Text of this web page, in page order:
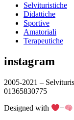
Selvituristiche
Didattiche
Sportive
Amatoriali
Terapeutiche
instagram
2005-2021 –
01365830775
Designed with +